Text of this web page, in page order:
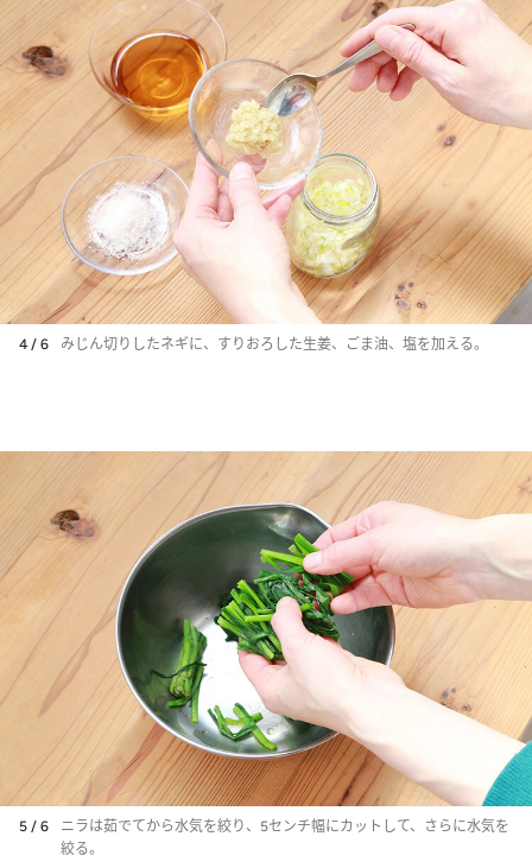
4 / 6 みじん切りしたネギに、すりおろした生姜、ごま油、塩を加える。
5 / 6
ニラは茹でてから水気を絞り、5センチ幅にカットして、さらに水気を
絞る。